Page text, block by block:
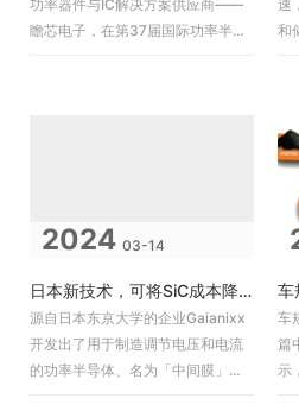
功率器件与IC解决方案供应商——
瞻芯电子，在第37届国际功率半导
速
和
2024 03-14
日本新技术，可将SiC成本降低75%
源自日本东京大学的企业Gaianixx
开发出了用于制造调节电压和电流
的功率半导体、名为「中间膜」的
车
篇
示